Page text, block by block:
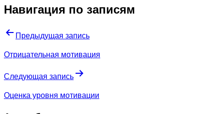
Навигация по записям
Предыдущая запись
Отрицательная мотивация
Следующая запись
Оценка уровня мотивации